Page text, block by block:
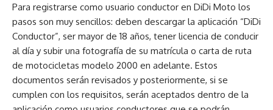
Para registrarse como usuario conductor en DiDi Moto los
pasos son muy sencillos: deben descargar la aplicación “DiDi
Conductor”, ser mayor de 18 años, tener licencia de conducir
al día y subir una fotografía de su matrícula o carta de ruta
de motocicletas modelo 2000 en adelante. Estos
documentos serán revisados y posteriormente, si se
cumplen con los requisitos, serán aceptados dentro de la